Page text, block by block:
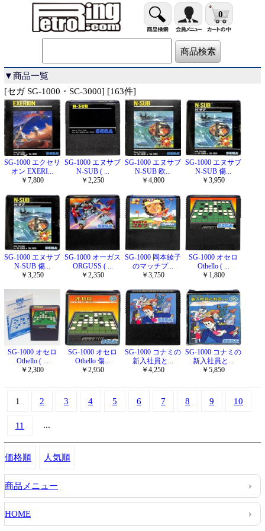
0
▼商品一覧
[セガ SG-1000・SC-3000] [163件]
SG-1000 エクセリ
オン EXERI...
￥7,800
SG-1000 エヌサブ
N-SUB ( ...
￥2,250
SG-1000 エヌサブ
N-SUB 欧...
￥4,800
SG-1000 エヌサブ
N-SUB 傷...
￥3,950
SG-1000 エヌサブ
N-SUB 傷...
￥3,250
SG-1000 オーガス
ORGUSS ( ...
￥2,350
SG-1000 岡本綾子
のマッチプ...
￥3,750
SG-1000 オセロ
Othello ( ...
￥1,800
SG-1000 オセロ
Othello ( ...
￥2,300
SG-1000 オセロ
Othello 傷...
￥2,950
SG-1000 コナミの
新入社員と...
￥4,250
SG-1000 コナミの
新入社員と...
￥5,850
1 2 3 4 5 6 7 8 9 10
11 ...
価格順 人気順
商品メニュー
HOME